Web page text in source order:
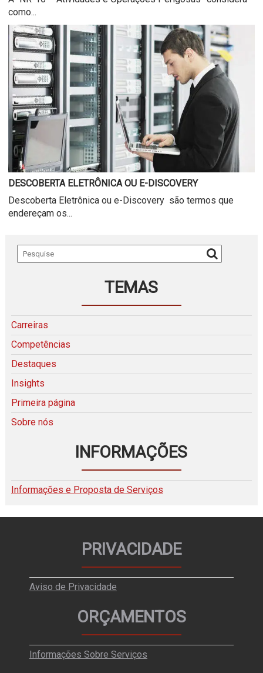
como...
DESCOBERTA ELETRÔNICA OU E-DISCOVERY
Descoberta Eletrônica ou e-Discovery são termos que
endereçam os...
TEMAS
Carreiras
Competências
Destaques
Insights
Primeira página
Sobre nós
INFORMAÇÕES
Informações e Proposta de Serviços
PRIVACIDADE
Aviso de Privacidade
ORÇAMENTOS
Informações Sobre Serviços